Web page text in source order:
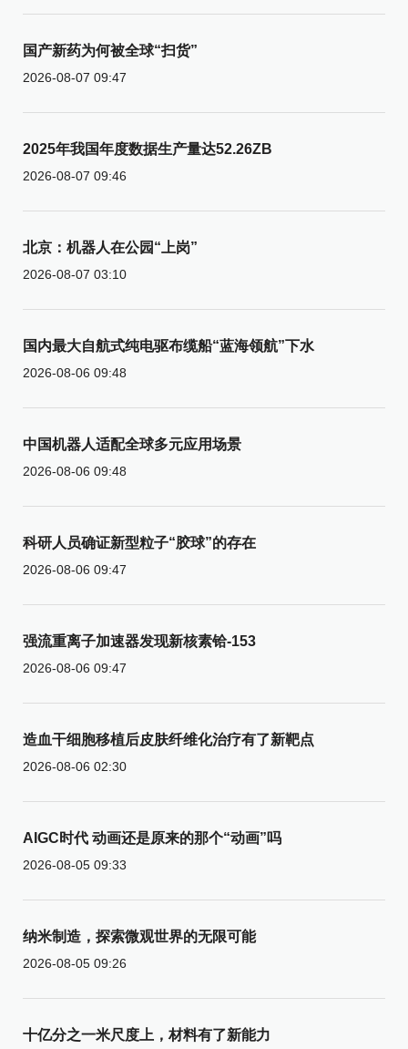
国产新药为何被全球“扫货”
2026-08-07 09:47
2025年我国年度数据生产量达52.26ZB
2026-08-07 09:46
北京：机器人在公园“上岗”
2026-08-07 03:10
国内最大自航式纯电驱布缆船“蓝海领航”下水
2026-08-06 09:48
中国机器人适配全球多元应用场景
2026-08-06 09:48
科研人员确证新型粒子“胶球”的存在
2026-08-06 09:47
强流重离子加速器发现新核素铪-153
2026-08-06 09:47
造血干细胞移植后皮肤纤维化治疗有了新靶点
2026-08-06 02:30
AIGC时代 动画还是原来的那个“动画”吗
2026-08-05 09:33
纳米制造，探索微观世界的无限可能
2026-08-05 09:26
十亿分之一米尺度上，材料有了新能力